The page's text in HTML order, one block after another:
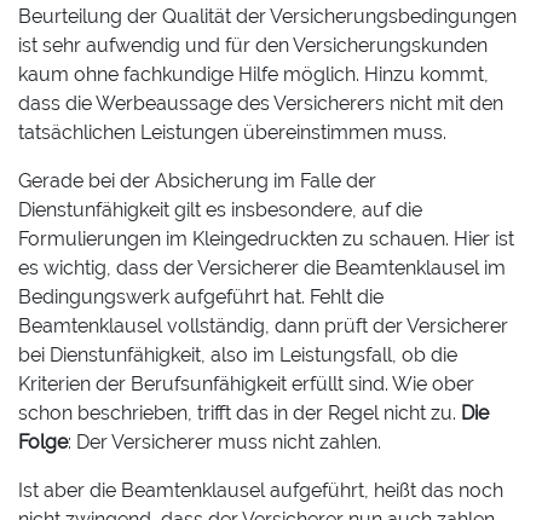
Beurteilung der Qualität der Versicherungsbedingungen
ist sehr aufwendig und für den Versicherungskunden
kaum ohne fachkundige Hilfe möglich. Hinzu kommt,
dass die Werbeaussage des Versicherers nicht mit den
tatsächlichen Leistungen übereinstimmen muss.
Gerade bei der Absicherung im Falle der
Dienstunfähigkeit gilt es insbesondere, auf die
Formulierungen im Kleingedruckten zu schauen. Hier ist
es wichtig, dass der Versicherer die Beamtenklausel im
Bedingungswerk aufgeführt hat. Fehlt die
Beamtenklausel vollständig, dann prüft der Versicherer
bei Dienstunfähigkeit, also im Leistungsfall, ob die
Kriterien der Berufsunfähigkeit erfüllt sind. Wie ober
schon beschrieben, trifft das in der Regel nicht zu. Die
Folge: Der Versicherer muss nicht zahlen.
Ist aber die Beamtenklausel aufgeführt, heißt das noch